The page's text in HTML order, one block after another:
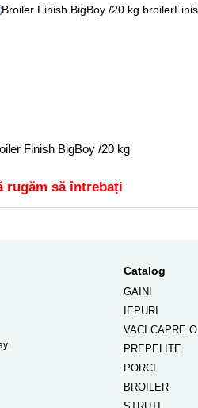
Finish BigBoy /20 kg
rugăm să întrebați
Catalog
GAINI
IEPURI
VACI CAPRE OI
PREPELITE
PORCI
BROILER